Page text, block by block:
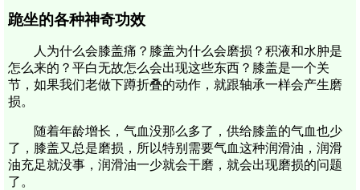
跪坐的各种神奇功效
人为什么会膝盖痛？膝盖为什么会磨损？积液和水肿是
怎么来的？平白无故怎么会出现这些东西？膝盖是一个关
节，如果我们老做下蹲折叠的动作，就跟轴承一样会产生磨
损。
随着年龄增长，气血没那么多了，供给膝盖的气血也少
了，膝盖又总是磨损，所以特别需要气血这种润滑油，润滑
油充足就没事，润滑油一少就会干磨，就会出现磨损的问题
了。